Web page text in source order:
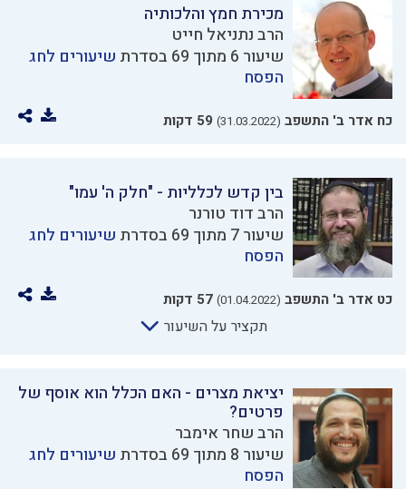
מכירת חמץ והלכותיה
הרב נתניאל חייט
שיעור 6 מתוך 69 בסדרת
שיעורים לחג
הפסח
כח אדר ב' התשפב (31.03.2022) 59 דקות
בין קדש לכלליות - "חלק ה' עמו"
הרב דוד טורנר
שיעור 7 מתוך 69 בסדרת
שיעורים לחג
הפסח
כט אדר ב' התשפב (01.04.2022) 57 דקות
תקציר על השיעור
יציאת מצרים - האם הכלל הוא אוסף של
פרטים?
הרב שחר אימבר
שיעור 8 מתוך 69 בסדרת
שיעורים לחג
הפסח